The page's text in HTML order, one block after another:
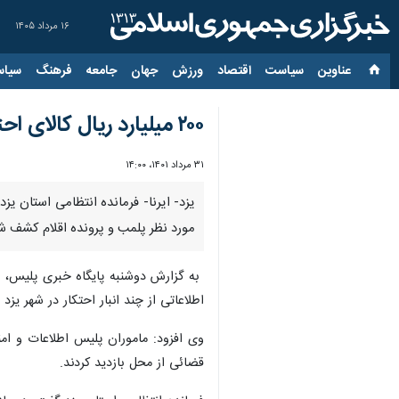
۱۶ مرداد ۱۴۰۵
عناوین‌ سیاست اقتصاد ورزش جهان جامعه فرهنگ
۲۰۰ میلیارد ریال کالای احتکار شده در یزد کشف شد
۳۱ مرداد ۱۴۰۱، ۱۴:۰۰